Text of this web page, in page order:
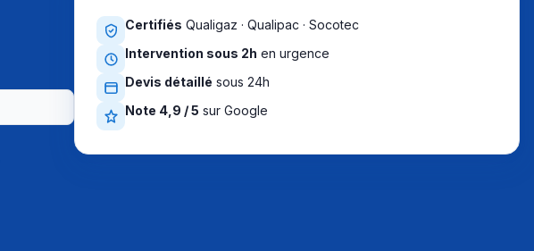
Certifiés Qualigaz · Qualipac · Socotec
Intervention sous 2h en urgence
Devis détaillé sous 24h
Note 4,9 / 5 sur Google